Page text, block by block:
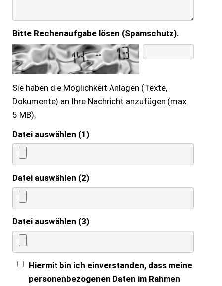
Bitte Rechenaufgabe lösen (Spamschutz).
Sie haben die Möglichkeit Anlagen (Texte,
Dokumente) an Ihre Nachricht anzufügen (max.
5 MB).
Datei auswählen (1)
Datei auswählen (2)
Datei auswählen (3)
Hiermit bin ich einverstanden, dass meine
personenbezogenen Daten im Rahmen